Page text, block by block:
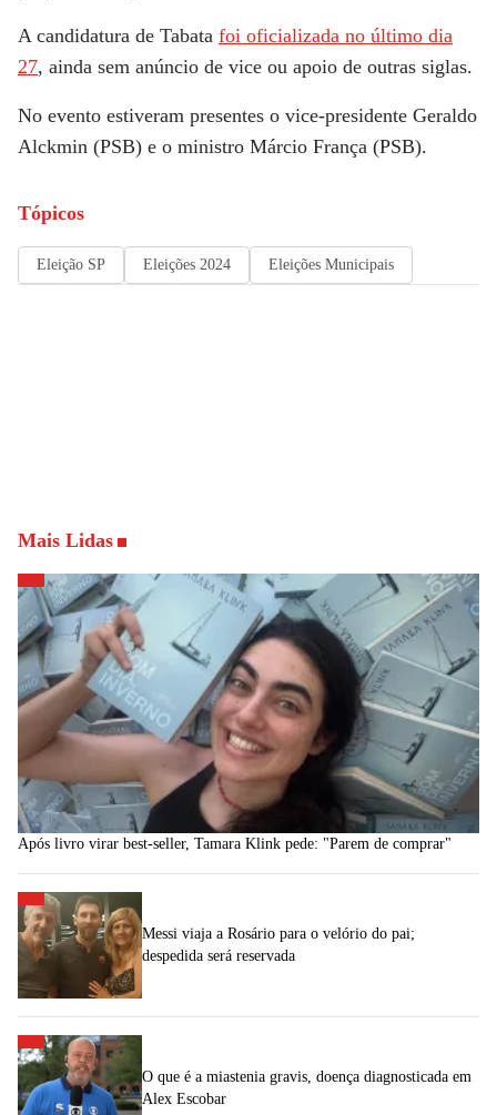
A candidatura de Tabata foi oficializada no último dia
27, ainda sem anúncio de vice ou apoio de outras siglas.
No evento estiveram presentes o vice-presidente Geraldo
Alckmin (PSB) e o ministro Márcio França (PSB).
Tópicos
Eleição SP Eleições 2024 Eleições Municipais
Mais Lidas
Após livro virar best-seller, Tamara Klink pede: "Parem de comprar"
Messi viaja a Rosário para o velório do pai;
despedida será reservada
O que é a miastenia gravis, doença diagnosticada em
Alex Escobar